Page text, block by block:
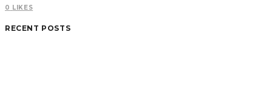
0 LIKES
RECENT POSTS